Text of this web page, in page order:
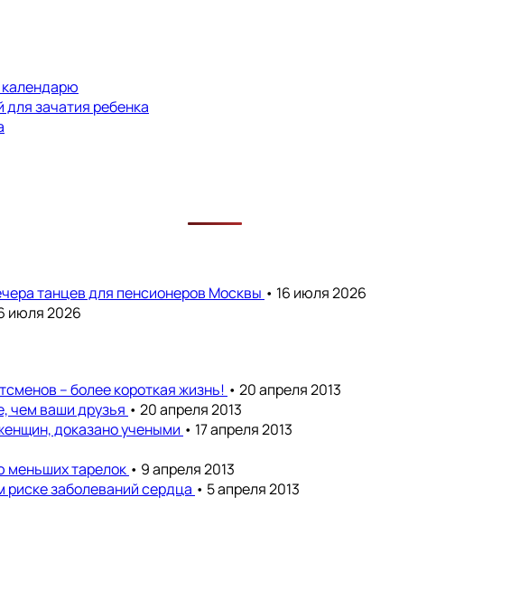
календарю
зачатия ребенка
танцев для пенсионеров Москвы • 16 июля 2026
июля 2026
– более короткая жизнь! • 20 апреля 2013
чем ваши друзья • 20 апреля 2013
доказано учеными • 17 апреля 2013
меньших тарелок • 9 апреля 2013
заболеваний сердца • 5 апреля 2013